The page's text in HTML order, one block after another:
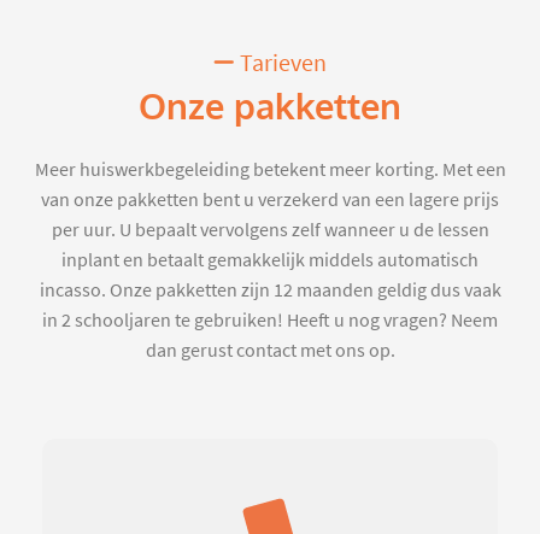
Tarieven
Onze pakketten
Meer huiswerkbegeleiding betekent meer korting. Met een
van onze pakketten bent u verzekerd van een lagere prijs
per uur. U bepaalt vervolgens zelf wanneer u de lessen
inplant en betaalt gemakkelijk middels automatisch
incasso. Onze pakketten zijn 12 maanden geldig dus vaak
in 2 schooljaren te gebruiken! Heeft u nog vragen? Neem
dan gerust contact met ons op.